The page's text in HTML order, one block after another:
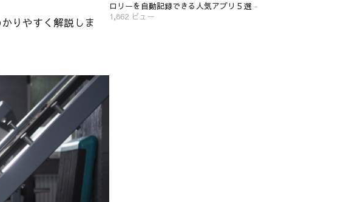
りやすく解説しま
ロリーを自動記録できる人気アプリ５選 -
1,862 ビュー